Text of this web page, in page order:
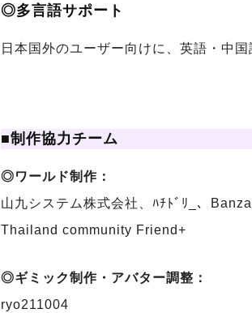
◎多言語サポート
日本国外のユーザー向けに、英語・中
■制作協力チーム
◎ワールド制作：
山九システム株式会社、ﾊﾁﾄﾞﾘ_、
Thailand community Friend+
◎ギミック制作・アバター調整：
ryo211004